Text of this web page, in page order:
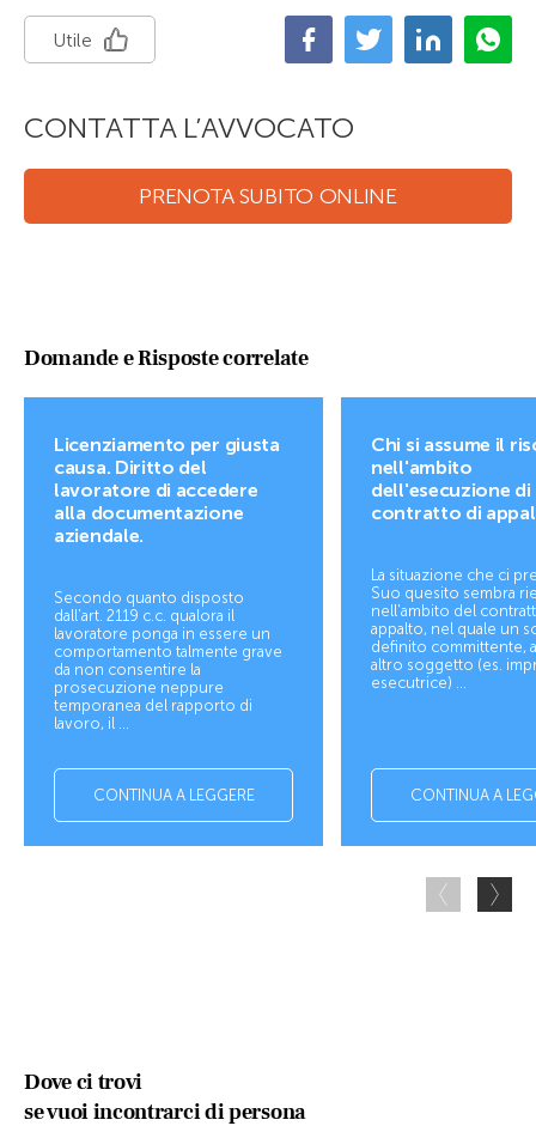
Utile
CONTATTA L’AVVOCATO
PRENOTA SUBITO ONLINE
Domande e Risposte correlate
Licenziamento per giusta
causa. Diritto del
lavoratore di accedere
alla documentazione
aziendale.
Secondo quanto disposto
dall’art. 2119 c.c. qualora il
lavoratore ponga in essere un
comportamento talmente grave
da non consentire la
prosecuzione neppure
temporanea del rapporto di
lavoro, il ...
CONTINUA A LEGGERE
Chi si assume il
nell'ambito
dell'esecuzione di
contratto di
La situazione che ci
Suo quesito sembra
nell'ambito del
appalto, nel quale un
definito committente,
altro soggetto (es.
esecutrice) ...
CONTINUA A
Dove ci trovi
se vuoi incontrarci di persona